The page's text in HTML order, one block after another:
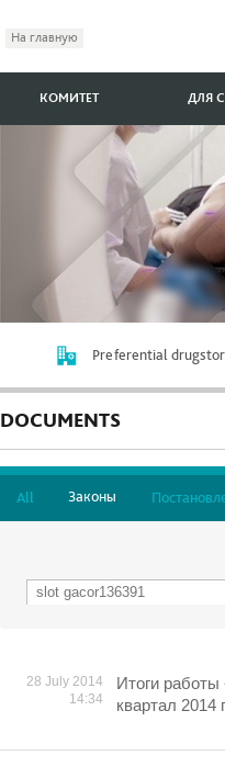
На главную
КОМИТЕТ ДЛЯ
Preferential
DOCUMENTS
All Законы
28 July 2014
14:34
Итоги работы
квартал 2014